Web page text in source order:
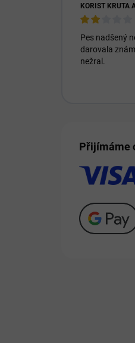
Pes nadšený
darovala
nežral.
Přijímáme